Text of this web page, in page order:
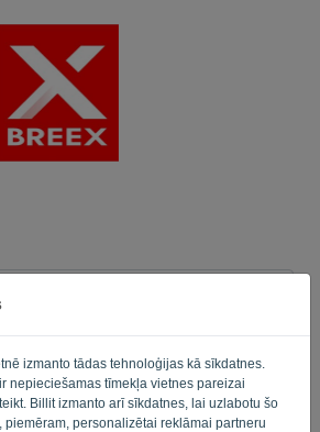
izmanto tādas tehnoloģijas kā sīkdatnes.
nepieciešamas tīmekļa vietnes pareizai
Billit izmanto arī sīkdatnes, lai uzlabotu šo
piemēram, personalizētai reklāmai partneru
Aizmirsta parole?